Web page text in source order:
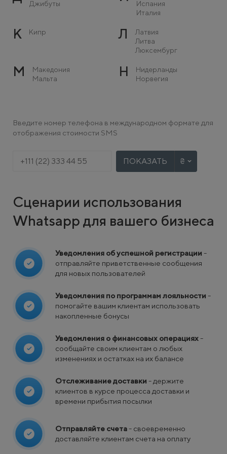
Джибуты
Испания
Италия
К Кипр Л
Латвия
Литва
Люксембург
М
Македония
Мальта
Н
Нидерланды
Норвегия
О П
Португалия
Словения
Ф
Финляндия
Франция
Х Хорватия
Э Эстония
Введите номер телефона в международном формате для
отображения стоимости SMS
ПОКАЗАТЬ
Сценарии использования
Whatsapp для вашего бизнеса
Уведомления об успешной регистрации -
отправляйте приветственные сообщения
для новых пользователей
Уведомления по программам лояльности -
помогайте вашим клиентам использовать
накопленные бонусы
Уведомления о финансовых операциях-
сообщайте своим клиентам о любых
изменениях и остатках на их балансе
Отслеживание доставки - держите
клиентов в курсе процесса доставки и
времени прибытия посылки
Отправляйте счета- своевременно
доставляйте клиентам счета на оплату